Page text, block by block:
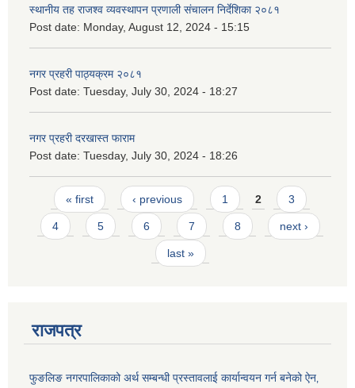
स्थानीय तह राजश्व व्यवस्थापन प्रणाली संचालन निर्देशिका २०८१
Post date: Monday, August 12, 2024 - 15:15
नगर प्रहरी पाठ्यक्रम २०८१
Post date: Tuesday, July 30, 2024 - 18:27
नगर प्रहरी दरखास्त फाराम
Post date: Tuesday, July 30, 2024 - 18:26
Pages
« first ‹ previous 1 2 3
4 5 6 7 8 next ›
last »
राजपत्र
फुङलिङ नगरपालिकाको अर्थ सम्बन्धी प्रस्तावलाई कार्यान्वयन गर्न बनेको ऐन‚